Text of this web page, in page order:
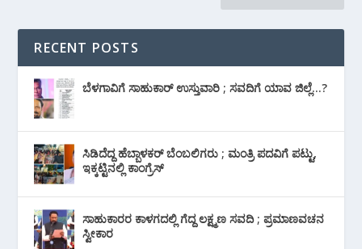
RECENT POSTS
ಬೆಳಗಾವಿಗೆ ಸಾಹುಕಾರ್ ಉಸ್ತುವಾರಿ ; ಸವದಿಗೆ ಯಾವ ಜಿಲ್ಲೆ…?
ಸಿಡಿದೆದ್ದ ಹೆಬ್ಬಾಳಕರ್ ಬೆಂಬಲಿಗರು ; ಮಂತ್ರಿ ಪದವಿಗೆ ‌ಪಟ್ಟು,
ಇಕ್ಕಟ್ಟಿನಲ್ಲಿ ಕಾಂಗ್ರೆಸ್
ಸಾಹುಕಾರರ ಕಾಳಗದಲ್ಲಿ ಗೆದ್ದ ಲಕ್ಷ್ಮಣ ಸವದಿ ; ಪ್ರಮಾಣವಚನ
ಸ್ವೀಕಾರ